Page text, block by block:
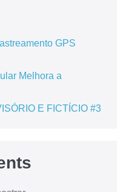
GPS
Melhora a
E FICTÍCIO #3